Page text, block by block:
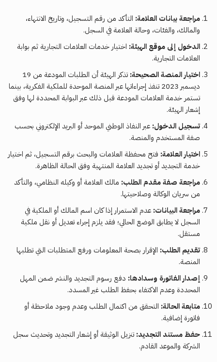
مراجعة بيانات العلامة: التأكد من رقم التسجيل، وتاريخ الانتهاء،
والمالك، والفئات، وحالة العلامة في السجل.
الدخول إلى موقع الهيئة: اختيار خدمات العلامات التجارية ثم بوابة
العلامات التجارية.
اختيار المنصة الصحيحة:
تذكر الهيئة أن الطلبات المودعة من 19
ديسمبر 2023 تنفذ إجراءاتها عبر المنصة الموحدة للملكية الفكرية، بينما
تستمر خدمة العلامات المودعة قبل ذلك عبر البوابة المحددة لها وفق
إشعار الهيئة.
تسجيل الدخول: عبر النفاذ الوطني الموحد أو البريد الإلكتروني بحسب
صفة المستخدم والمنصة.
اختيار العلامة: فتح محفظة العلامات والبحث برقم التسجيل، ثم اختيار
خدمة التجديد أو تجديد العلامة المنتهية وفق الحالة الظاهرة.
مراجعة صفة مقدم الطلب: مالك العلامة أو وكيله النظامي، والتأكد
من سريان الوكالة وصلاحيتها.
مراجعة البيانات: عدم الاستمرار إذا كان اسم المالك أو الملكية في
السجل لا يطابق الوضع الحالي؛ فقد يلزم إجراء تعديل أو نقل ملكية
مستقل.
تقديم الطلب: الإقرار بصحة المعلومات ورفع المتطلبات التي تطلبها
المنصة.
إصدار الفاتورة وسدادها: دفع رسوم التجديد والنشر ضمن المهل
المحددة وعدم الاكتفاء بحفظ الطلب غير المسدد.
متابعة الحالة: التحقق من اكتمال الطلب وعدم وجود ملاحظة أو
فاتورة إضافية.
حفظ مستند التجديد: تنزيل الوثيقة أو إشعار التجديد وتحديث سجل
الشركة والموعد القادم.